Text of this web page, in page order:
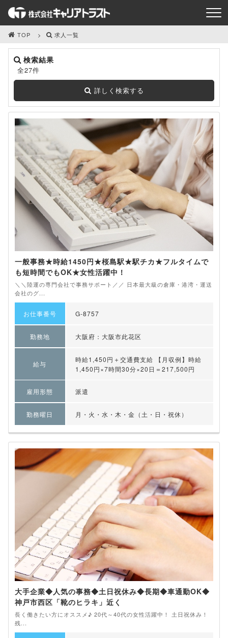
TOP 求人一覧
検索結果
全27件
詳しく検索する
一般事務★時給1450円★桜島駅★駅チカ★フルタイムで
も短時間でもOK★女性活躍中！
＼＼陸運の専門会社で事務サポート／／ 日本最大級の倉庫・港湾・運送
会社のグ...
お仕事番号 G-8757
勤務地 大阪府：大阪市此花区
給与
時給1,450円＋交通費支給 【月収例】時給
1,450円×7時間30分×20日＝217,500円
雇用形態 派遣
勤務曜日 月・火・水・木・金（土・日・祝休）
大手企業◆人気の事務◆土日祝休み◆長期◆車通勤OK◆
神戸市西区「靴のヒラキ」近く
長く働きたい方にオススメ♪ 20代～40代の女性活躍中！ 土日祝休み！
残...